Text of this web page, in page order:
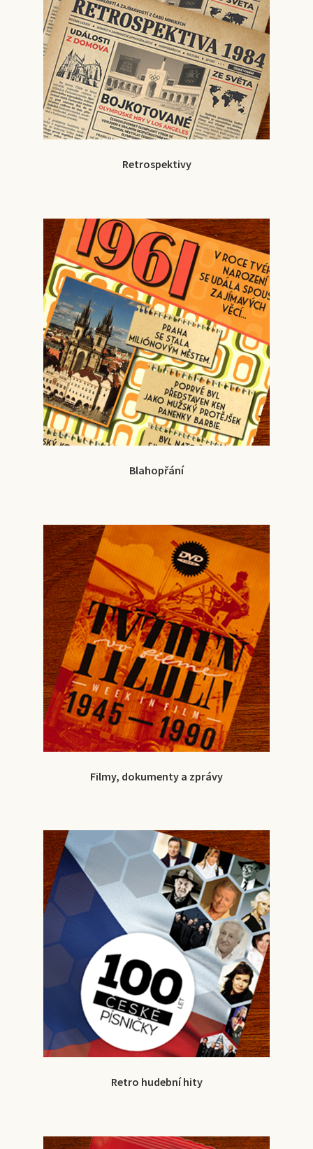
Retrospektivy
Blahopřání
Filmy, dokumenty a zprávy
Retro hudební hity